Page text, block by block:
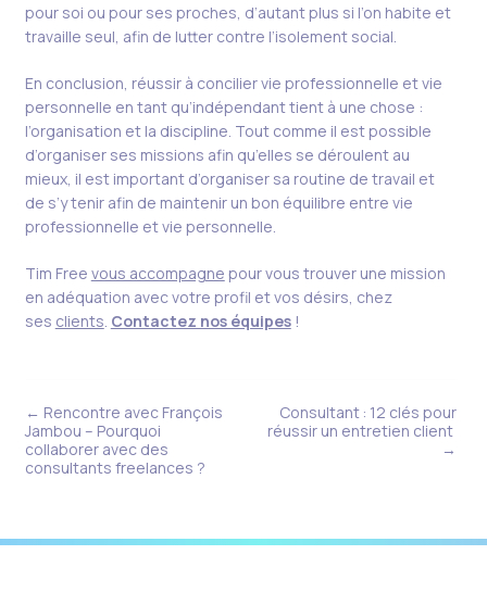
pour soi ou pour ses proches, d’autant plus si l’on habite et
travaille seul, afin de lutter contre l’isolement social.
En conclusion, réussir à concilier vie professionnelle et vie
personnelle en tant qu’indépendant tient à une chose :
l’organisation et la discipline. Tout comme il est possible
d’organiser ses missions afin qu’elles se déroulent au
mieux, il est important d’organiser sa routine de travail et
de s’y tenir afin de maintenir un bon équilibre entre vie
professionnelle et vie personnelle.
Tim Free vous accompagne pour vous trouver une mission
en adéquation avec votre profil et vos désirs, chez
ses clients Contactez nos équipes !
← Rencontre avec François
Jambou – Pourquoi
collaborer avec des
consultants freelances ?
Consultant : 12 clés pour
réussir un entretien client ​
→